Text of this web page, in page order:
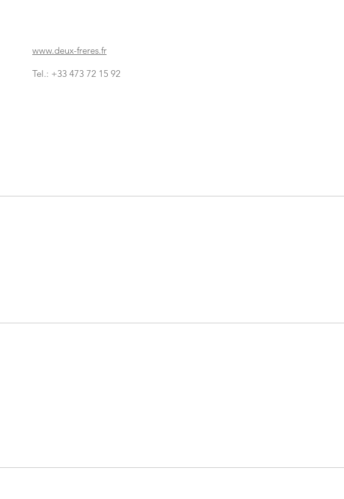
www.deux-freres.fr
Tel.: +33 473 72 15 92